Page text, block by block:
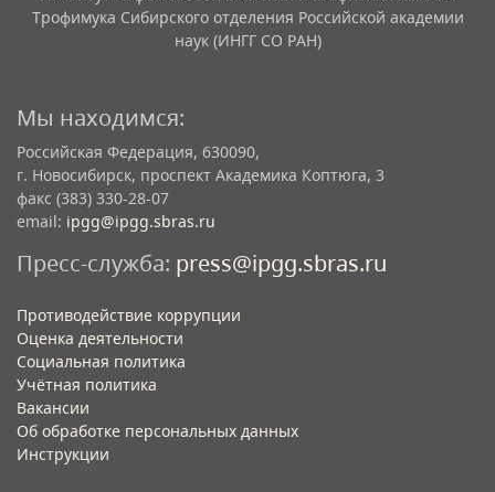
Трофимука Сибирского отделения Российской академии
наук (ИНГГ СО РАН)
Мы находимся:
Российская Федерация, 630090,
г. Новосибирск, проспект Академика Коптюга, 3
факс (383) 330-28-07
email: ipgg@ipgg.sbras.ru
Пресс-служба: press@ipgg.sbras.ru
Противодействие коррупции
Оценка деятельности
Социальная политика
Учётная политика​
Вакансии​
Об обработке персональных данных​
Инструкции​